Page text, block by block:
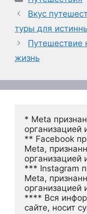
Вкус
туры для
Путешествие
жизнь
* Meta
** Facebook
Meta,
*** Instagram
Meta,
**** Вся
сайте, носит